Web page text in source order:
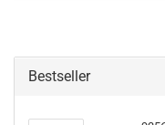
Bestseller